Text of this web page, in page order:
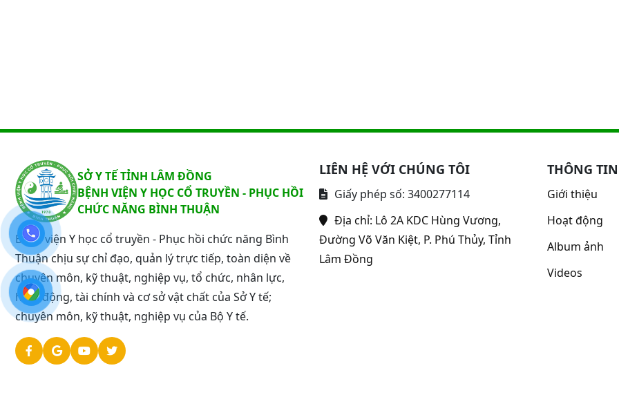
SỞ Y TẾ TỈNH LÂM ĐỒNG
BỆNH VIỆN Y HỌC CỔ TRUYỀN - PHỤC HỒI
CHỨC NĂNG BÌNH THUẬN
Bệnh viện Y học cổ truyền - Phục hồi chức năng Bình
Thuận chịu sự chỉ đạo, quản lý trực tiếp, toàn diện về
chuyên môn, kỹ thuật, nghiệp vụ, tổ chức, nhân lực,
hoạt động, tài chính và cơ sở vật chất của Sở Y tế;
chuyên môn, kỹ thuật, nghiệp vụ của Bộ Y tế.
LIÊN HỆ VỚI CHÚNG TÔI
Giấy phép số: 3400277114
Địa chỉ: Lô 2A KDC Hùng Vương,
Đường Võ Văn Kiệt, P. Phú Thủy, Tỉnh
Lâm Đồng
THÔNG TIN
Giới thiệu
Hoạt động
Album ảnh
Videos